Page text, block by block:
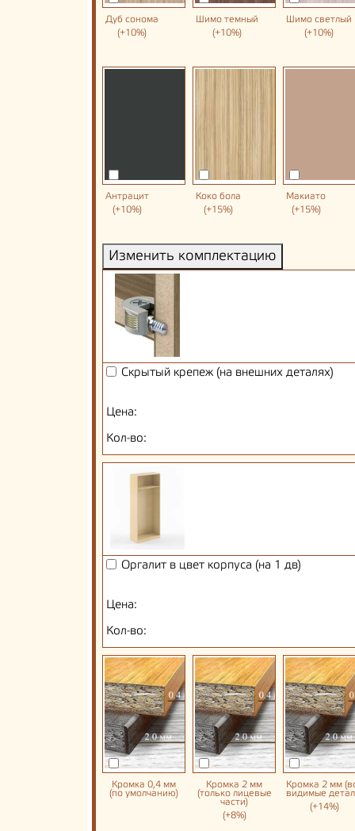
Дуб сонома
(+10%)
Шимо темный
(+10%)
Шимо светлый
(+10%)
Антрацит
(+10%)
Коко бола
(+15%)
Макиато
(+15%)
Изменить комплектацию
Скрытый крепеж (на внешних деталях)
Цена:
Кол-во:
Оргалит в цвет корпуса (на 1 дв)
Цена:
Кол-во:
Кромка 0,4 мм
(по умолчанию)
Кромка 2 мм
(только лицевые
части)
(+8%)
Кромка 2 мм
видимые
(+14%)